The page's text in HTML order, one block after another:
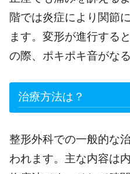
階では炎症により関節
ます。変形が進行する
の際、ポキポキ音がな
治療方法は？
整形外科での一般的な
われます。主な内容は